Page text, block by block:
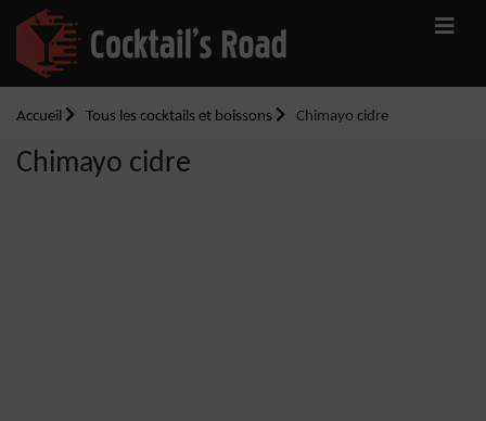
Accueil Tous les cocktails et boissons Chimayo cidre
Chimayo cidre